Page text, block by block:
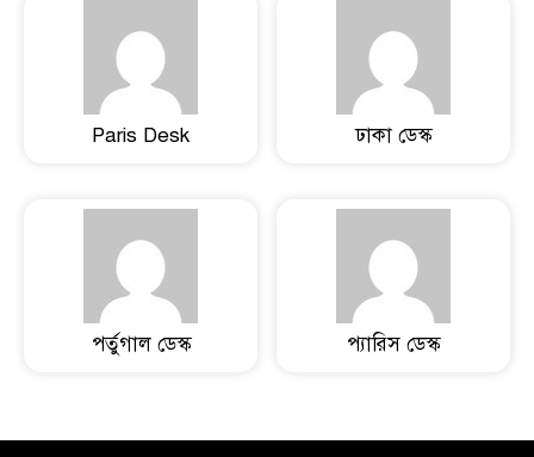
Paris Desk ঢাকা ডেস্ক
পর্তুগাল ডেস্ক প্যারিস ডেস্ক